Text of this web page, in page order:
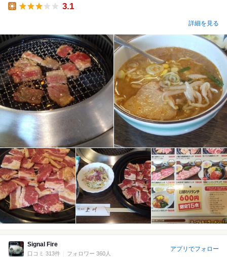
3.1
詳細を見る
Signal Fire
口コミ 313件 フォロワー 360人
アプリでフォロー